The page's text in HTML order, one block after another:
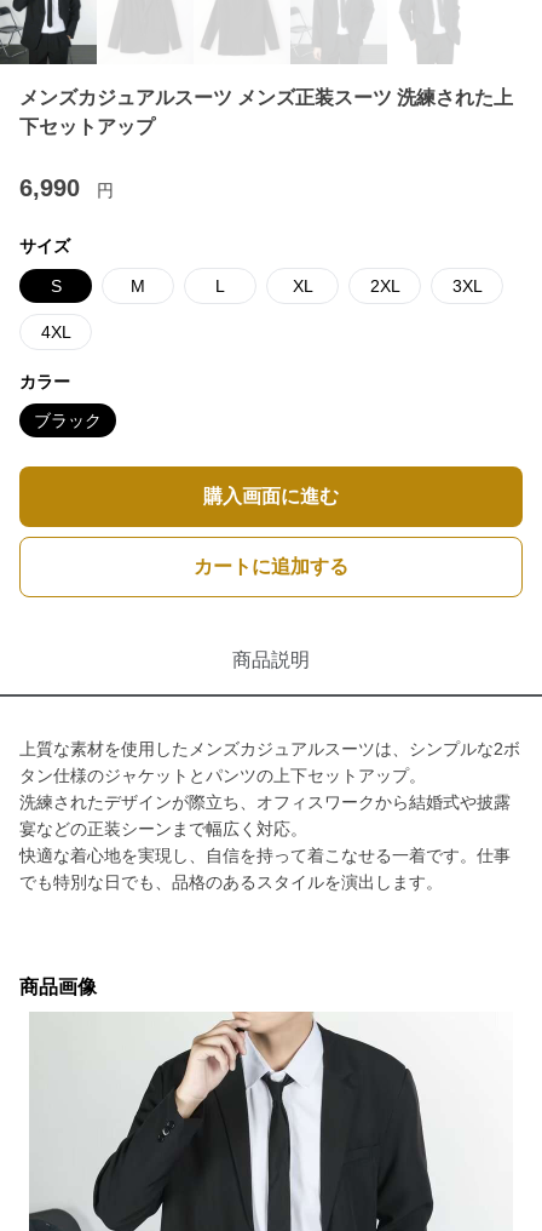
メンズカジュアルスーツ メンズ正装スーツ 洗練された上
下セットアップ
6,990 円
サイズ
S M L XL 2XL 3XL
4XL
カラー
ブラック
購入画面に進む
カートに追加する
商品説明
上質な素材を使用したメンズカジュアルスーツは、シンプルな2ボ
タン仕様のジャケットとパンツの上下セットアップ。
洗練されたデザインが際立ち、オフィスワークから結婚式や披露
宴などの正装シーンまで幅広く対応。
快適な着心地を実現し、自信を持って着こなせる一着です。仕事
でも特別な日でも、品格のあるスタイルを演出します。
商品画像